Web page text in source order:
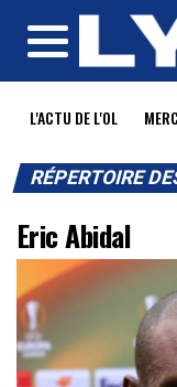
MENU
L'ACTU DE L'OL
RÉPERTOIRE
Eric Abidal